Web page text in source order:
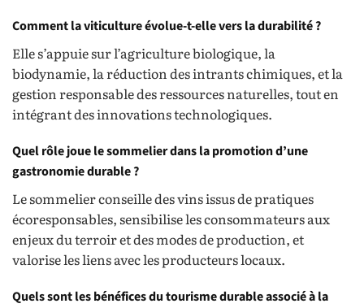
Comment la viticulture évolue-t-elle vers la durabilité ?
Elle s’appuie sur l’agriculture biologique, la
biodynamie, la réduction des intrants chimiques, et la
gestion responsable des ressources naturelles, tout en
intégrant des innovations technologiques.
Quel rôle joue le sommelier dans la promotion d’une
gastronomie durable ?
Le sommelier conseille des vins issus de pratiques
écoresponsables, sensibilise les consommateurs aux
enjeux du terroir et des modes de production, et
valorise les liens avec les producteurs locaux.
Quels sont les bénéfices du tourisme durable associé à la